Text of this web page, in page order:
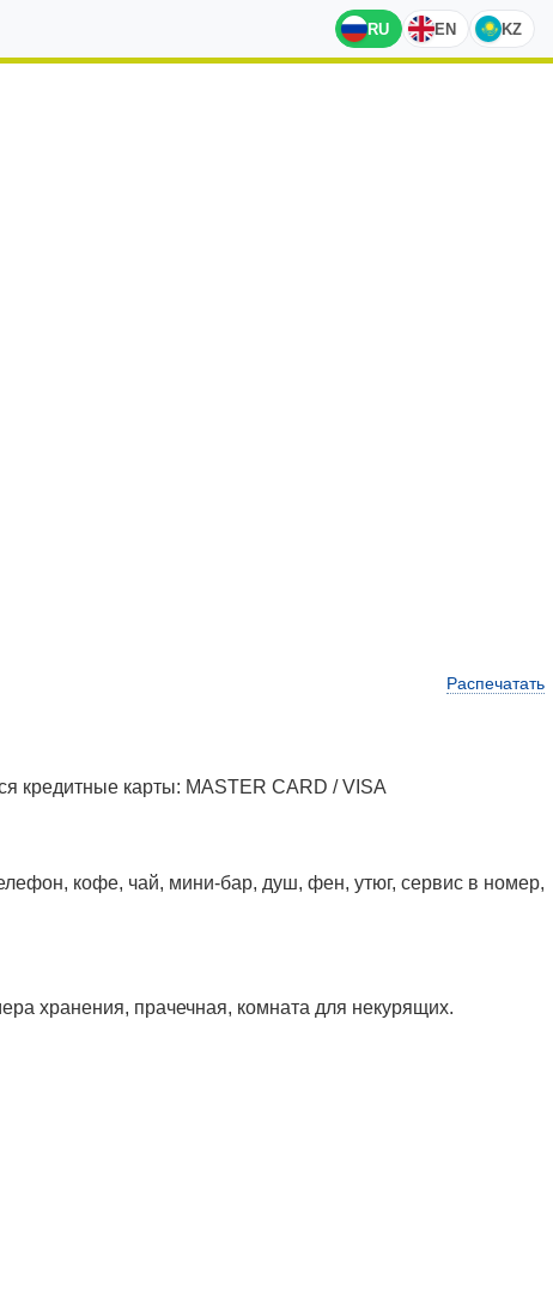
RU EN KZ
Распечатать
кредитные карты: MASTER CARD / VISA
кофе, чай, мини-бар, душ, фен, утюг, сервис в номер,
хранения, прачечная, комната для некурящих.